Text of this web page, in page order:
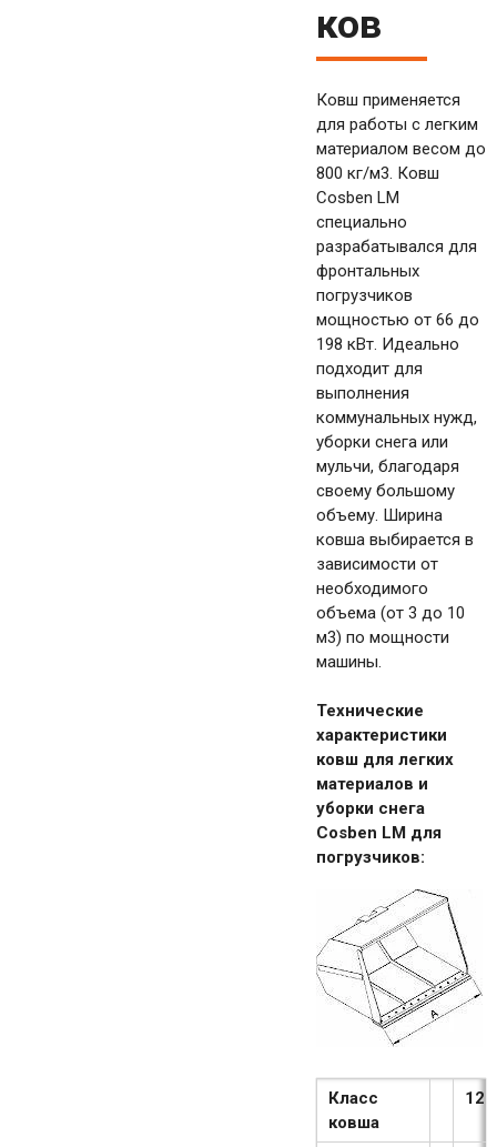
ков
Ковш применяется
для работы с легким
материалом весом до
800 кг/м3. Ковш
Cosben LM
специально
разрабатывался для
фронтальных
погрузчиков
мощностью от 66 до
198 кВт. Идеально
подходит для
выполнения
коммунальных нужд,
уборки снега или
мульчи, благодаря
своему большому
объему. Ширина
ковша выбирается в
зависимости от
необходимого
объема (от 3 до 10
м3) по мощности
машины.
Технические
характеристики
ковш для легких
материалов и
уборки снега
Cosben LM для
погрузчиков:
Класс
ковша
120